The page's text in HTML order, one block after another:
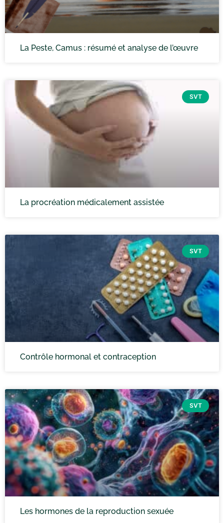
La Peste, Camus : résumé et analyse de l’œuvre
SVT
La procréation médicalement assistée
SVT
Contrôle hormonal et contraception
SVT
Les hormones de la reproduction sexuée